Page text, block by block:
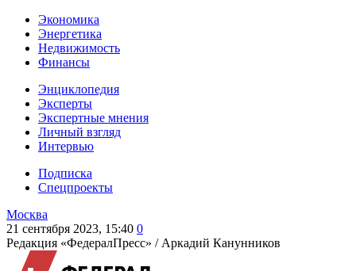
Экономика
Энергетика
Недвижимость
Финансы
Энциклопедия
Эксперты
Экспертные мнения
Личный взгляд
Интервью
Подписка
Спецпроекты
Москва
21 сентября 2023, 15:40 0
Редакция «ФедералПресс» / Аркадий Канунников